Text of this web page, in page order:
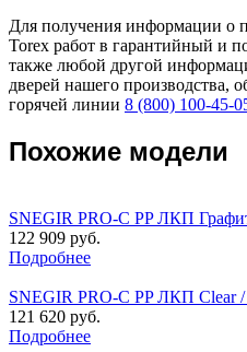
Для получения информации о
Torex работ в гарантийный и
также любой другой
дверей нашего производства,
горячей линии 8 (800) 100-45-
Похожие модели
SNEGIR PRO-C PP ЛКП
122 909 руб.
Подробнее
SNEGIR PRO-C PP ЛКП
121 620 руб.
Подробнее